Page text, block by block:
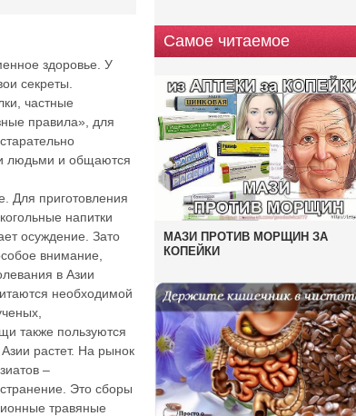
здоровье. У
секреты.
частные
правила», для
людьми и общаются
Для приготовления
напитки
осуждение. Зато
внимание,
в Азии
необходимой
также пользуются
растет. На рынок
–
Это сборы
травяные
Самое читаемое
МАЗИ ПРОТИВ МОРЩИН ЗА
КОПЕЙКИ